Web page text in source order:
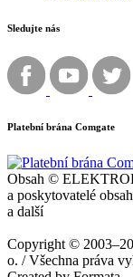
Sledujte nás
Platební brána Comgate
Obsah ©
a poskytovatelé
a další
Copyright ©
o. / Všechna práva